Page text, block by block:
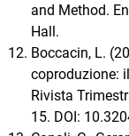
and Method.
Hall.
Boccacin, L.
coproduzione:
Rivista
15. DOI: